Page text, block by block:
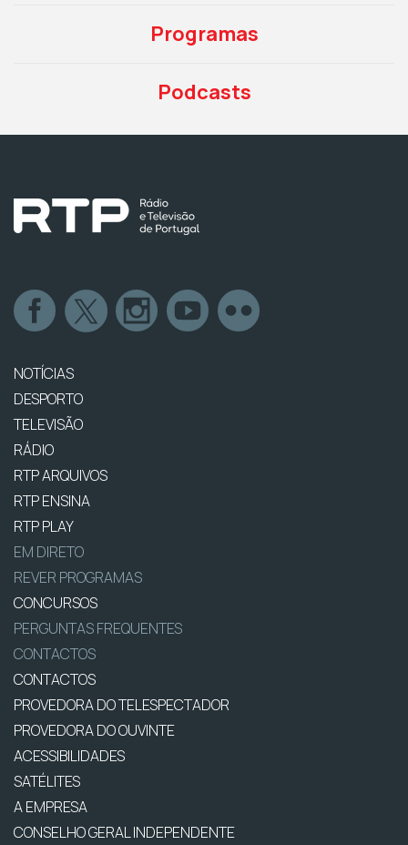
Programas
Podcasts
NOTÍCIAS
DESPORTO
TELEVISÃO
RÁDIO
RTP ARQUIVOS
RTP ENSINA
RTP PLAY
EM DIRETO
REVER PROGRAMAS
CONCURSOS
PERGUNTAS FREQUENTES
CONTACTOS
CONTACTOS
PROVEDORA DO TELESPECTADOR
PROVEDORA DO OUVINTE
ACESSIBILIDADES
SATÉLITES
A EMPRESA
CONSELHO GERAL INDEPENDENTE